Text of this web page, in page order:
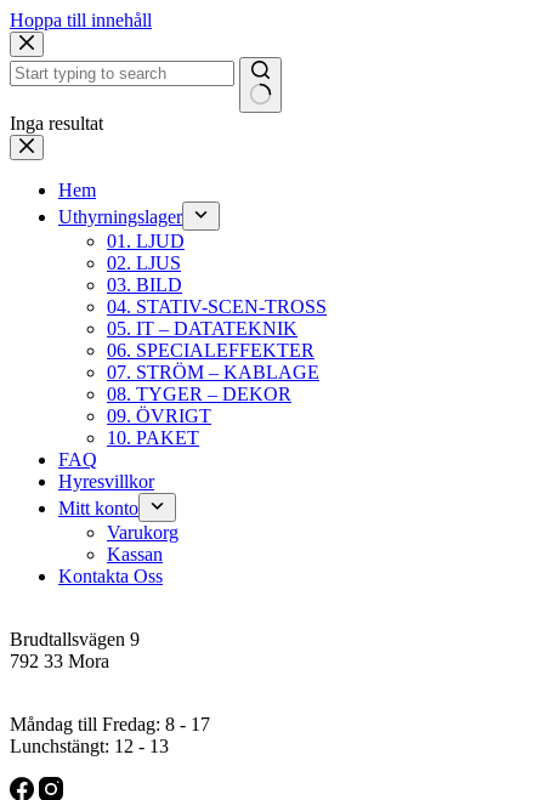
Hoppa till innehåll
Inga resultat
Hem
Uthyrningslager
01. LJUD
02. LJUS
03. BILD
04. STATIV-SCEN-TROSS
05. IT – DATATEKNIK
06. SPECIALEFFEKTER
07. STRÖM – KABLAGE
08. TYGER – DEKOR
09. ÖVRIGT
10. PAKET
FAQ
Hyresvillkor
Mitt konto
Varukorg
Kassan
Kontakta Oss
Brudtallsvägen 9
792 33 Mora
Måndag till Fredag: 8 - 17
Lunchstängt: 12 - 13